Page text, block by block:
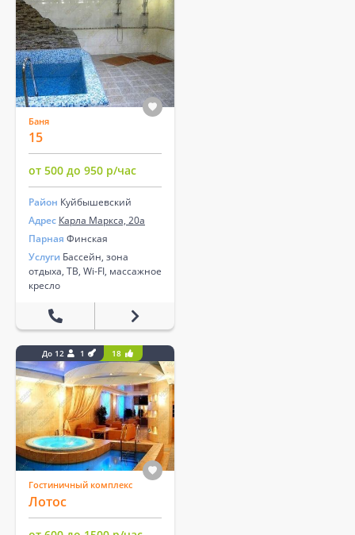
Баня
15
от 500 до 950 р/час
Район Куйбышевский
Адрес Карла Маркса, 20а
Парная Финская
Услуги Бассейн, зона
отдыха, ТВ, Wi-FI, массажное
кресло
До 12 1 18
Гостиничный комплекс
Лотос